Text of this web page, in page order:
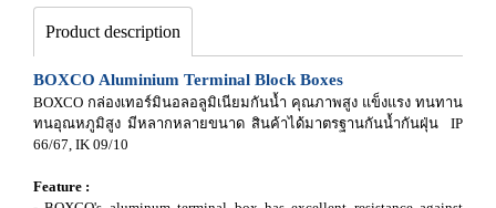
Product description
BOXCO Aluminium Terminal Block Boxes
BOXCO กล่องเทอร์มินอลอลูมิเนียมกันน้ำ คุณภาพสูง แข็งแรง ทนทาน
ทนอุณหภูมิสูง มีหลากหลายขนาด สินค้าได้มาตรฐานกันน้ำกันฝุ่น IP
66/67, IK 09/10
Feature :